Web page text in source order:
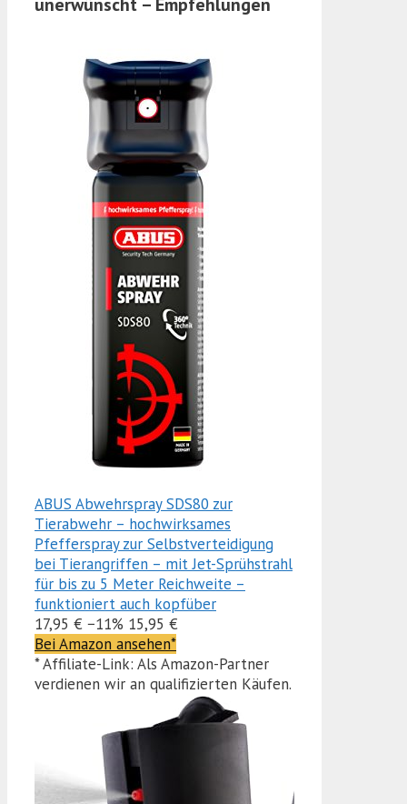
unerwünscht – Empfehlungen
ABUS Abwehrspray SDS80 zur
Tierabwehr – hochwirksames
Pfefferspray zur Selbstverteidigung
bei Tierangriffen – mit Jet-Sprühstrahl
für bis zu 5 Meter Reichweite –
funktioniert auch kopfüber
17,95 € −11% 15,95 €
Bei Amazon ansehen*
* Affiliate-Link: Als Amazon-Partner
verdienen wir an qualifizierten Käufen.